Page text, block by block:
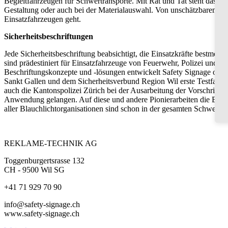
Gestaltung oder auch bei der Materialauswahl. Von unschätzbarem
Einsatzfahrzeugen geht.
Sicherheitsbeschriftungen
Jede Sicherheitsbeschriftung beabsichtigt, die Einsatzkräfte
sind prädestiniert für Einsatzfahrzeuge von Feuerwehr, Polizei und
Beschriftungskonzepte und -lösungen entwickelt Safety Signage oft
Sankt Gallen und dem Sicherheitsverbund Region Wil erste
auch die Kantonspolizei Zürich bei der Ausarbeitung der
Anwendung gelangen. Auf diese und andere Pionierarbeiten die
aller Blauchlichtorganisationen sind schon in der gesamten Schweiz
REKLAME-TECHNIK AG
Toggenburgertsrasse 132
CH - 9500 Wil SG
+41 71 929 70 90
info@safety-signage.ch
www.safety-signage.ch